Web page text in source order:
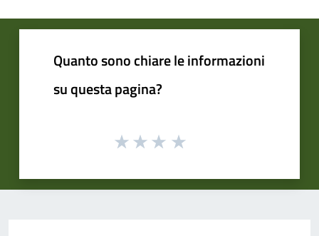
Quanto sono chiare le informazioni
su questa pagina?